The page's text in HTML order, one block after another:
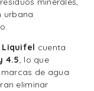
urbana
Liquifel cuenta
4.5, lo que
de agua
eliminar